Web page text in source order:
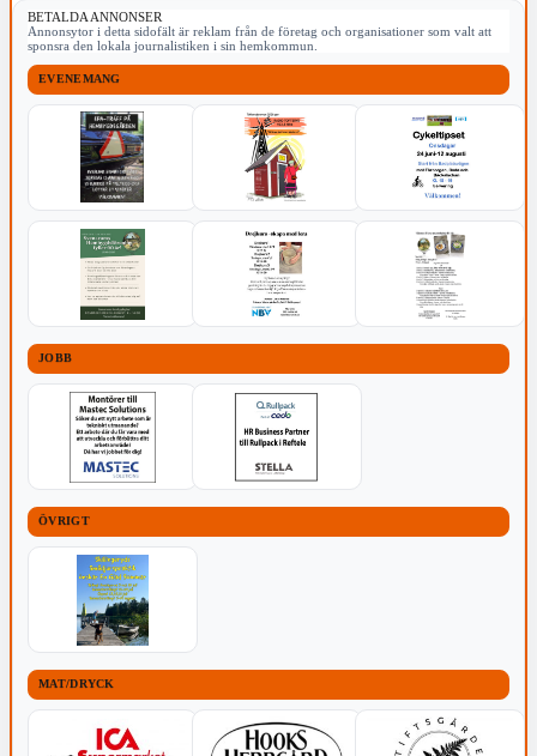
BETALDA ANNONSER
Annonsytor i detta sidofält är reklam från de företag och organisationer som valt att
sponsra den lokala journalistiken i sin hemkommun.
EVENEMANG
JOBB
ÖVRIGT
MAT/DRYCK